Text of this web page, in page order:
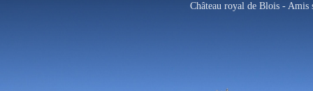
Château royal de Blois - Amis